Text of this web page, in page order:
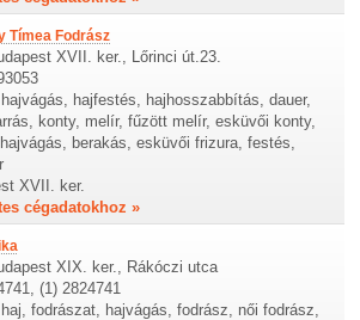
Tímea Fodrász
XVII. ker., Lőrinci út.23.
hajfestés, hajhosszabbítás, dauer,
konty, melír, fűzött melír, esküvői konty,
berakás, esküvői frizura, festés,
XVII. ker.
cégadatokhoz »
XIX. ker., Rákóczi utca
(1) 2824741
fodrászat, hajvágás, fodrász, női fodrász,